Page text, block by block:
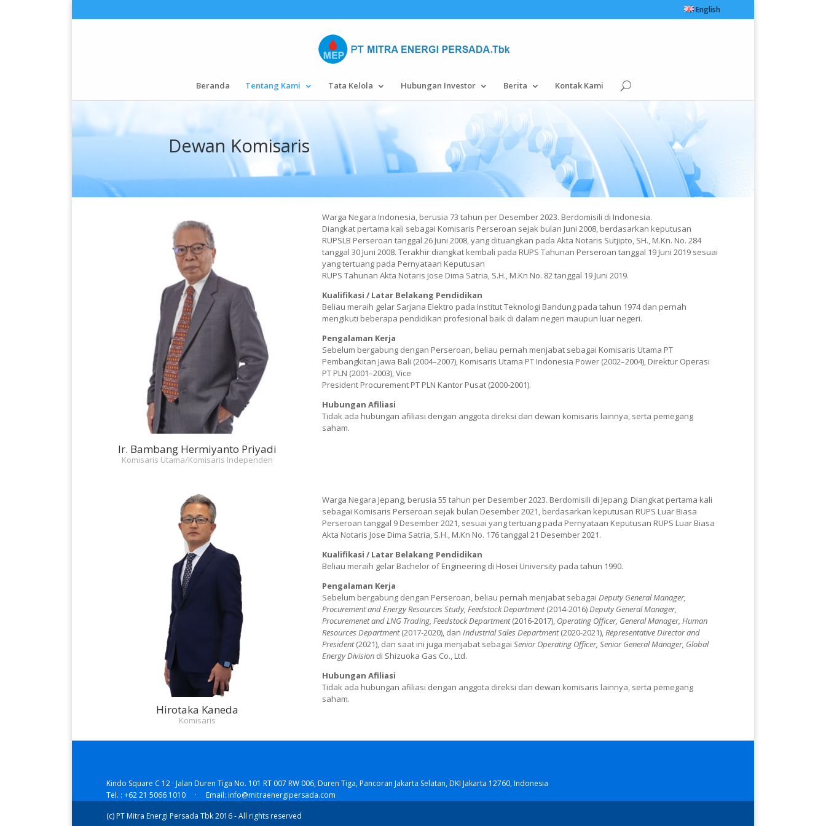
English
Beranda Tentang Kami Tata Kelola Hubungan Investor Berita Kontak Kami
Dewan Komisaris
Ir. Bambang Hermiyanto Priyadi
Komisaris Utama/Komisaris Independen
Warga Negara Indonesia, berusia 73 tahun per Desember 2023. Berdomisili di Indonesia.
Diangkat pertama kali sebagai Komisaris Perseroan sejak bulan Juni 2008, berdasarkan keputusan
RUPSLB Perseroan tanggal 26 Juni 2008, yang dituangkan pada Akta Notaris Sutjipto, SH., M.Kn. No. 284
tanggal 30 Juni 2008. Terakhir diangkat kembali pada RUPS Tahunan Perseroan tanggal 19 Juni 2019 sesuai
yang tertuang pada Pernyataan Keputusan
RUPS Tahunan Akta Notaris Jose Dima Satria, S.H., M.Kn No. 82 tanggal 19 Juni 2019.
Kualifikasi / Latar Belakang Pendidikan
Beliau meraih gelar Sarjana Elektro pada Institut Teknologi Bandung pada tahun 1974 dan pernah
mengikuti beberapa pendidikan profesional baik di dalam negeri maupun luar negeri.
Pengalaman Kerja
Sebelum bergabung dengan Perseroan, beliau pernah menjabat sebagai Komisaris Utama PT
Pembangkitan Jawa Bali (2004–2007), Komisaris Utama PT Indonesia Power (2002–2004), Direktur Operasi
PT PLN (2001–2003), Vice
President Procurement PT PLN Kantor Pusat (2000-2001).
Hubungan Afiliasi
Tidak ada hubungan afiliasi dengan anggota direksi dan dewan komisaris lainnya, serta pemegang
saham.
Hirotaka Kaneda
Komisaris
Warga Negara Jepang, berusia 55 tahun per Desember 2023. Berdomisili di Jepang. Diangkat pertama kali
sebagai Komisaris Perseroan sejak bulan Desember 2021, berdasarkan keputusan RUPS Luar Biasa
Perseroan tanggal 9 Desember 2021, sesuai yang tertuang pada Pernyataan Keputusan RUPS Luar Biasa
Akta Notaris Jose Dima Satria, S.H., M.Kn No. 176 tanggal 21 Desember 2021.
Kualifikasi / Latar Belakang Pendidikan
Beliau meraih gelar Bachelor of Engineering di Hosei University pada tahun 1990.
Pengalaman Kerja
Sebelum bergabung dengan Perseroan, beliau pernah menjabat sebagai Deputy General Manager,
Procurement and Energy Resources Study, Feedstock Department(2014-2016)Deputy General Manager,
Procuremenet and LNG Trading, Feedstock Department(2016-2017), Operating Officer, General Manager, Human
Resources Department(2017-2020), dan Industrial Sales Department(2020-2021),Representative Director and
President(2021), dan saat ini juga menjabat sebagai Senior Operating Officer, Senior General Manager, Global
Energy Division di Shizuoka Gas Co., Ltd.
Hubungan Afiliasi
Tidak ada hubungan afiliasi dengan anggota direksi dan dewan komisaris lainnya, serta pemegang
saham.
Kindo Square C 12 · Jalan Duren Tiga No. 101 RT 007 RW 006, Duren Tiga, Pancoran Jakarta Selatan, DKI Jakarta 12760, Indonesia
Tel. : +62 21 5066 1010 · Email: info@mitraenergipersada.com
(c) PT Mitra Energi Persada Tbk 2016 - All rights reserved